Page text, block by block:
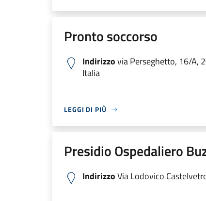
Pronto soccorso
Indirizzovia Perseghetto, 16/A,
Italia
LEGGI DI PIÙ
Presidio Ospedaliero
IndirizzoVia Lodovico